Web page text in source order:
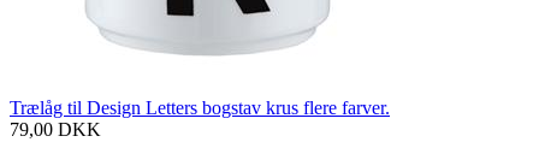
Trælåg til Design Letters bogstav krus flere farver.
79,00 DKK